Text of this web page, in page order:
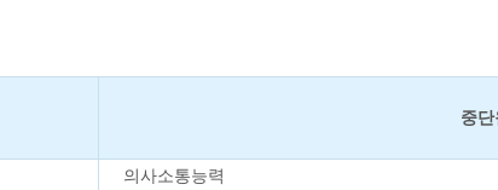
중단
의사소통능력